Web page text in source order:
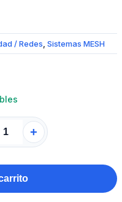
/ Redes Sistemas MESH
+